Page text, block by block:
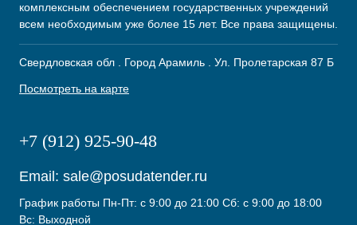
комплексным обеспечением государственных учреждений
всем необходимым уже более 15 лет. Все права защищены.
Свердловская обл . Город Арамиль . Ул. Пролетарская 87 Б
Посмотреть на карте
+7 (912) 925-90-48
Email: sale@posudatender.ru
График работы Пн-Пт: с 9:00 до 21:00 Сб: с 9:00 до 18:00
Вс: Выходной